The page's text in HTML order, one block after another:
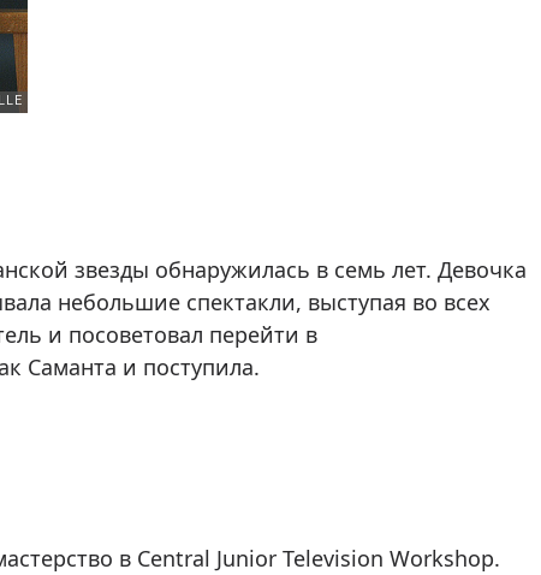
звезды обнаружилась в семь лет. Девочка
небольшие спектакли, выступая во всех
и посоветовал перейти в
Саманта и поступила.
в Central Junior Television Workshop.